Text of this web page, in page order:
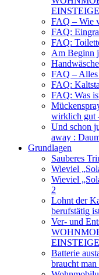
FAQ – Wie
FAQ:
FAQ:
Am Beginn
FAQ – Alles
FAQ:
FAQ: Was
wirklich gut
Und schon
away :
Grundlagen
Sauberes
Wieviel
Wieviel
2
Lohnt der
berufstätig
Ver- und
Batterie
braucht